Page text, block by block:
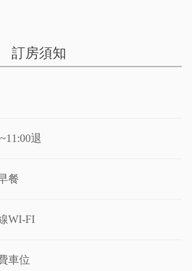
訂房須知
退
餐
WI-FI
車位